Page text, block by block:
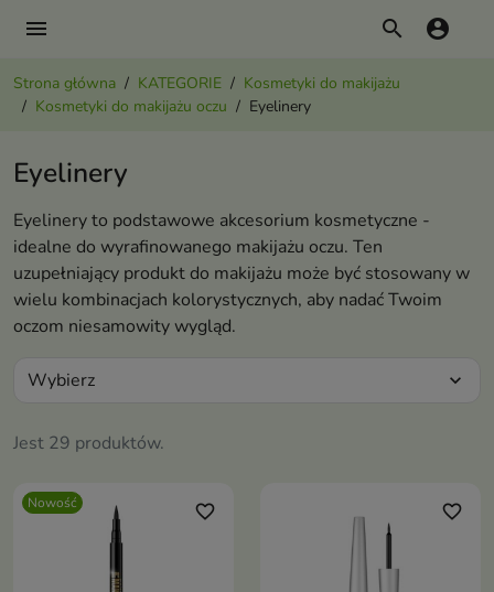
menu search account_circle
Strona główna KATEGORIE
Kosmetyki do makijażu
Kosmetyki do makijażu oczu
Eyelinery
Eyelinery
Eyelinery to podstawowe akcesorium kosmetyczne -
idealne do wyrafinowanego makijażu oczu. Ten
uzupełniający produkt do makijażu może być stosowany w
wielu kombinacjach kolorystycznych, aby nadać Twoim
oczom niesamowity wygląd.
Jest 29 produktów.
Wybierz expand_more
Nowość favorite_border favorite_border